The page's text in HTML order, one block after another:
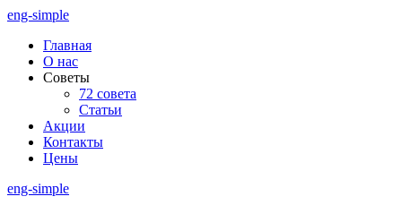
Перейти
содержимому
eng-simple
Главная
О нас
Советы
72 совета
Статьи
Акции
Контакты
Цены
eng-simple